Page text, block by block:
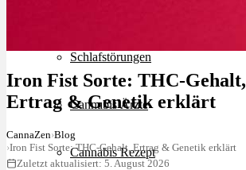
Schlafstörungen
Cannabis Ärzte
Cannabis Rezept
Iron Fist Sorte: THC-Gehalt,
Ertrag & Genetik erklärt
CannaZen›Blog
›Iron Fist Sorte: THC-Gehalt, Ertrag & Genetik erklärt
Zuletzt aktualisiert: 5. August 2026